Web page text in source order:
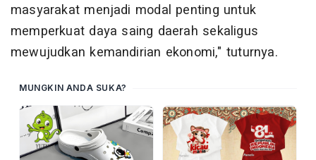
masyarakat menjadi modal penting untuk
memperkuat daya saing daerah sekaligus
mewujudkan kemandirian ekonomi," tuturnya.